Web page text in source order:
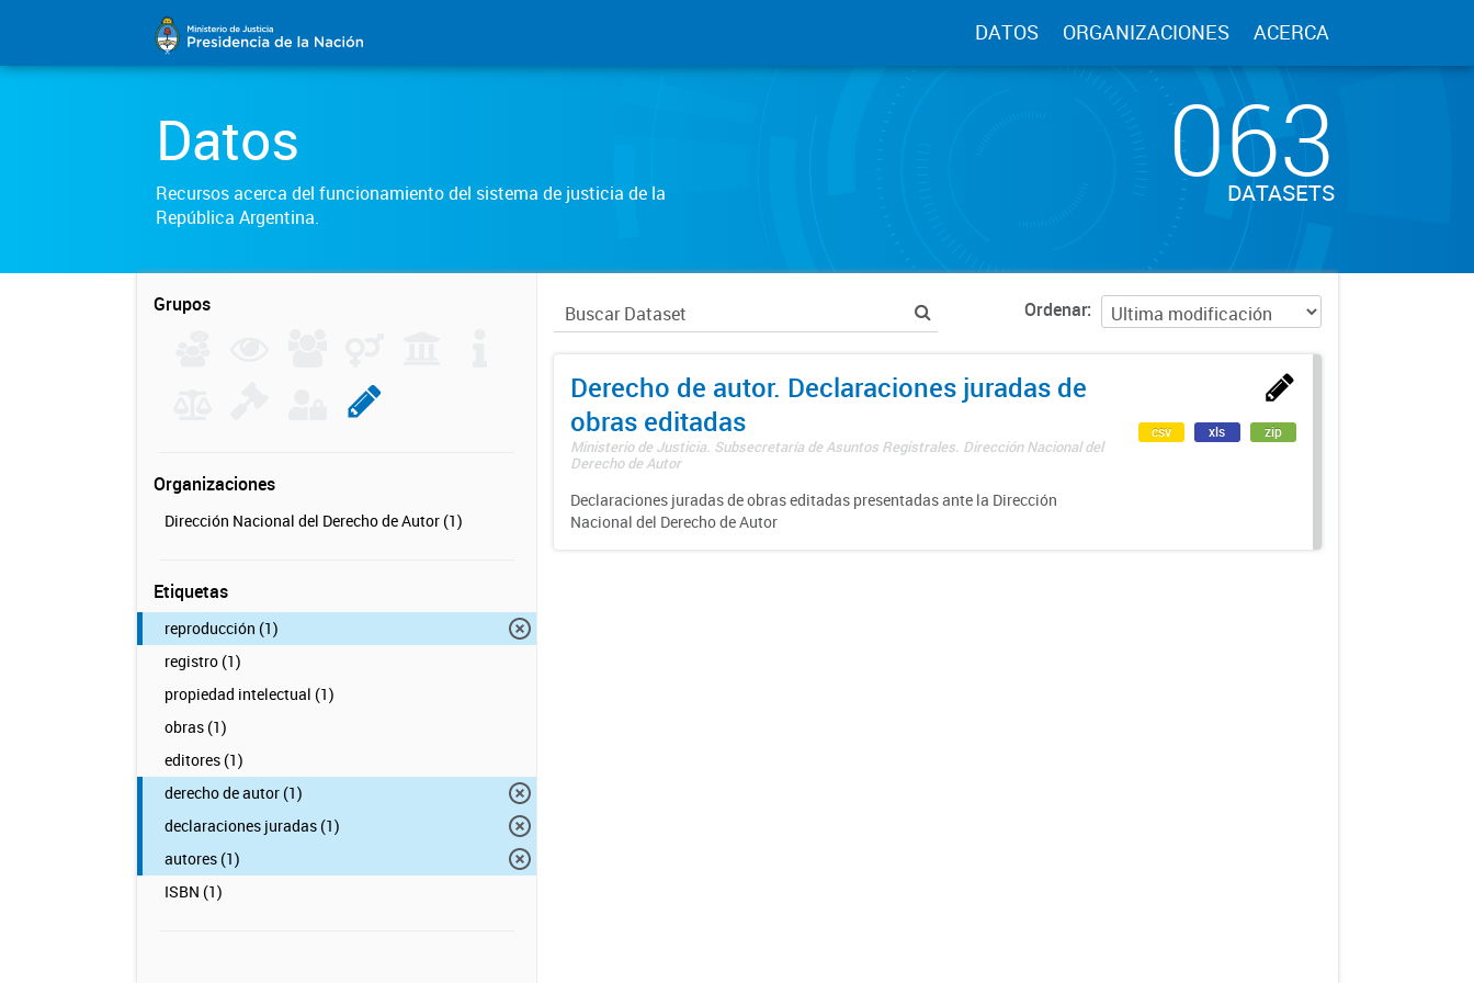
DATOS ORGANIZACIONES ACERCA
Datos
Recursos acerca del funcionamiento del sistema de justicia de la
República Argentina.
063
DATASETS
Grupos
Organizaciones
Dirección Nacional del Derecho de Autor (1)
Etiquetas
reproducción (1)
registro (1)
propiedad intelectual (1)
obras (1)
editores (1)
derecho de autor (1)
declaraciones juradas (1)
autores (1)
ISBN (1)
Ordenar
Derecho de autor. Declaraciones juradas de
obras editadas
Ministerio de Justicia. Subsecretaría de Asuntos Registrales. Dirección Nacional del
Derecho de Autor
Declaraciones juradas de obras editadas presentadas ante la Dirección
Nacional del Derecho de Autor
csv xls zip